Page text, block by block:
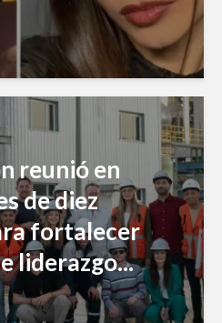
reunió en
de diez
fortalecer
liderazgo...